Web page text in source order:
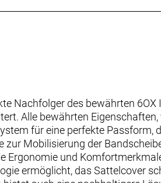
Nachfolger des bewährten
Alle bewährten
für eine perfekte Passform,
Mobilisierung der
und
ermöglicht, das Sattelcover